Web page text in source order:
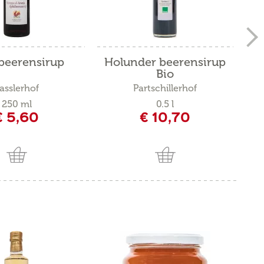
250 ml
5,60
Holunder beerensirup
Bio
Partschillerhof
0.5 l
€ 10,70